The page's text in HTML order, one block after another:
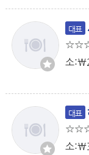
대표
소:
대표
소: